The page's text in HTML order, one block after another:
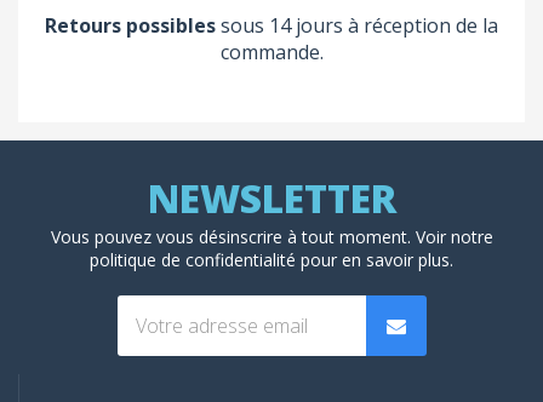
Retours possiblessous 14 jours à réception de la
commande.
Vous pouvez vous désinscrire à tout moment. Voir notre
politique de confidentialité pour en savoir plus.